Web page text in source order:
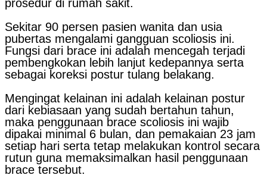
prosedur di rumah sakit.
Sekitar 90 persen pasien wanita dan usia
pubertas mengalami gangguan scoliosis ini.
Fungsi dari brace ini adalah mencegah terjadi
pembengkokan lebih lanjut kedepannya serta
sebagai koreksi postur tulang belakang.
Mengingat kelainan ini adalah kelainan postur
dari kebiasaan yang sudah bertahun tahun,
maka penggunaan brace scoliosis ini wajib
dipakai minimal 6 bulan, dan pemakaian 23 jam
setiap hari serta tetap melakukan kontrol secara
rutun guna memaksimalkan hasil penggunaan
brace tersebut.